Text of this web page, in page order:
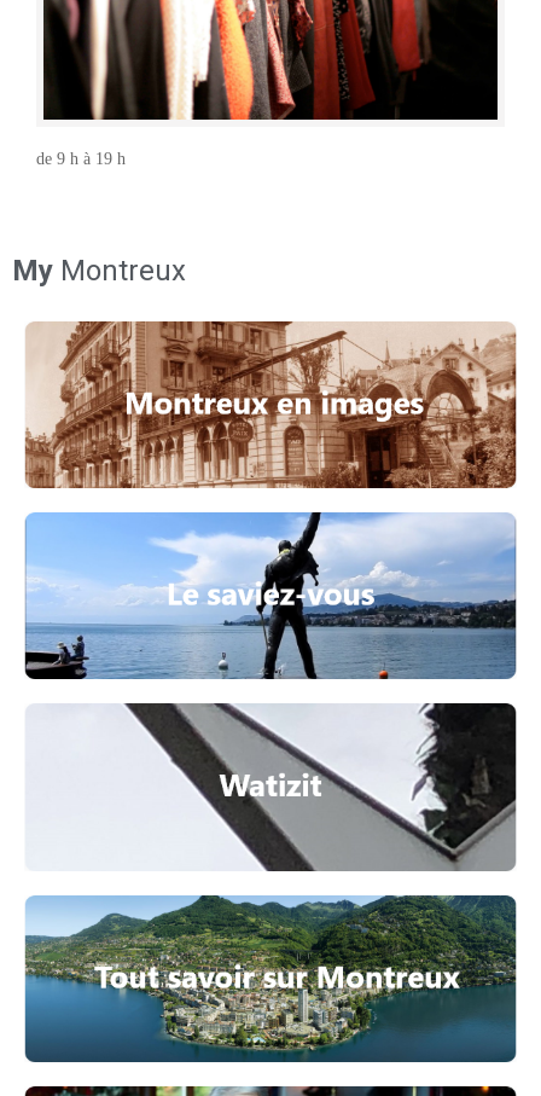
de 9 h à 19 h
My Montreux